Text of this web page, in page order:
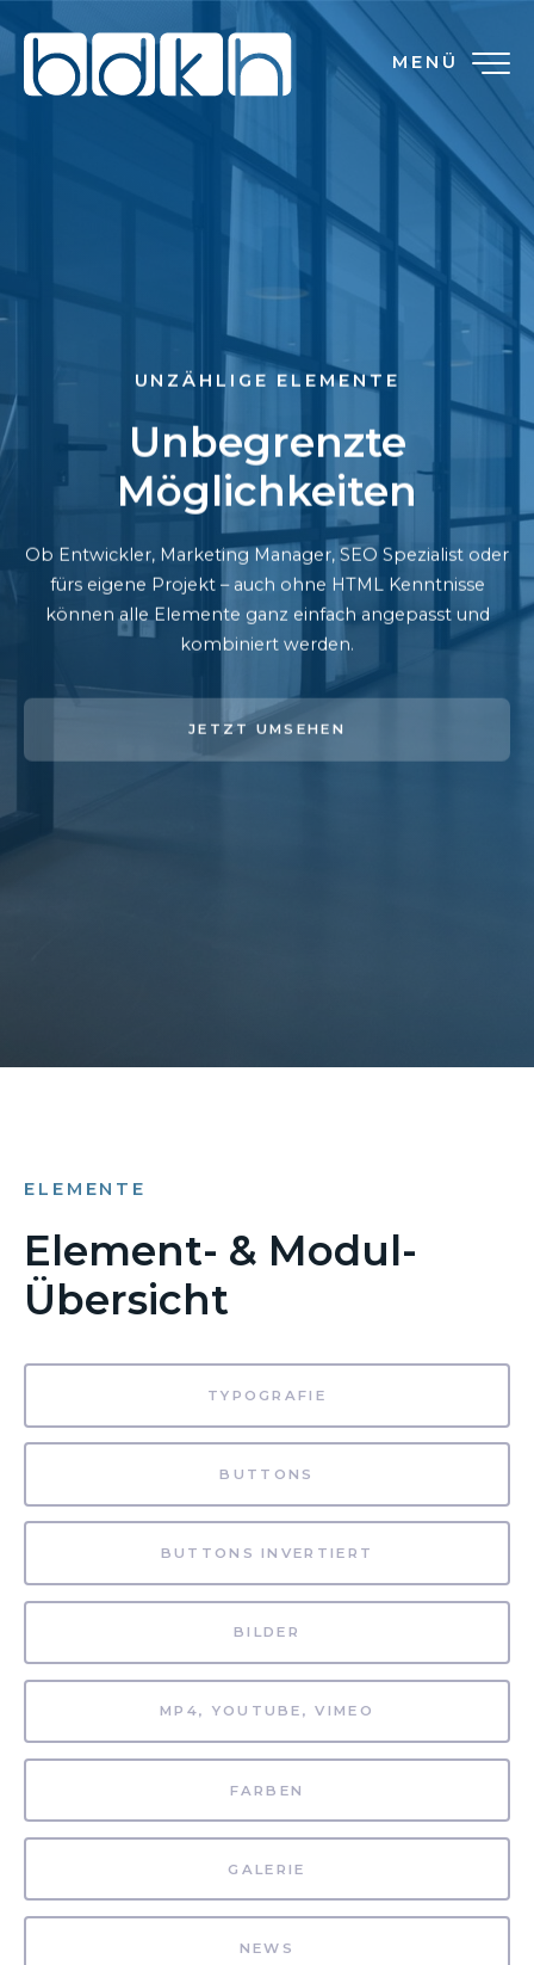
MENÜ
UNZÄHLIGE ELEMENTE
Unbegrenzte
Möglichkeiten
Ob Entwickler, Marketing Manager, SEO Spezialist oder
fürs eigene Projekt – auch ohne HTML Kenntnisse
können alle Elemente ganz einfach angepasst und
kombiniert werden.
JETZT UMSEHEN
ELEMENTE
Element- & Modul-
Übersicht
TYPOGRAFIE
BUTTONS
BUTTONS INVERTIERT
BILDER
MP4, YOUTUBE, VIMEO
FARBEN
GALERIE
NEWS